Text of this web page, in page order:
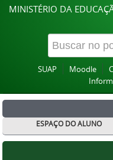
MINISTÉRIO DA
SUAP Moodle
ESPAÇO DO ALUNO